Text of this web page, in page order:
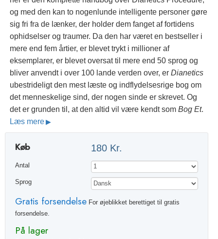
og med den kan to nogenlunde intelligente personer gøre
sig fri fra de lænker, der holder dem fanget af fortidens
ophidselser og traumer. Da den har været en bestseller i
mere end fem årtier, er blevet trykt i millioner af
eksemplarer, er blevet oversat til mere end 50 sprog og
bliver anvendt i over 100 lande verden over, er Dianetics
ubestrideligt den mest læste og indflydelsesrige bog om
det menneskelige sind, der nogen sinde er skrevet. Og
det er grunden til, at den altid vil være kendt som Bog Et.
Læs mere
Køb 180 Kr.
Antal
Sprog
Gratis forsendelseFor øjeblikket berettiget til gratis
forsendelse.
På lager